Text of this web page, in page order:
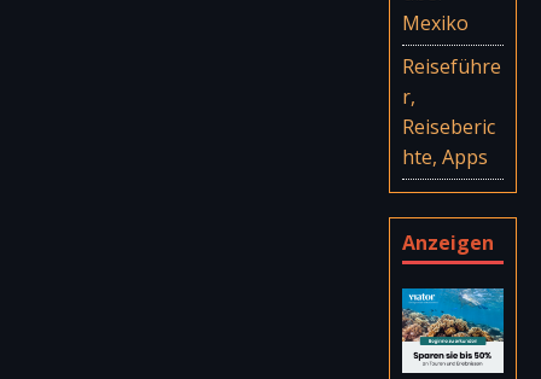
Mexiko
Reiseführe
r,
Reiseberic
hte, Apps
Anzeigen